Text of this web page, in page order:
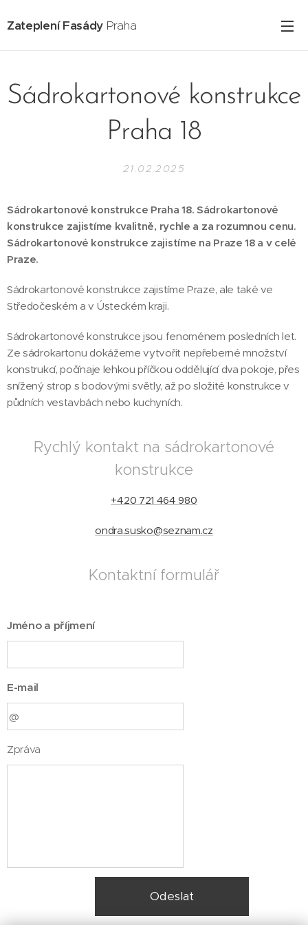
Zateplení Fasády Praha
Sádrokartonové konstrukce
Praha 18
21.02.2025
Sádrokartonové konstrukce Praha 18. Sádrokartonové
konstrukce zajistíme kvalitně, rychle a za rozumnou cenu.
Sádrokartonové konstrukce zajistíme na Praze 18 a v celé
Praze.
Sádrokartonové konstrukce zajistíme Praze, ale také ve
Středočeském a v Ústeckém kraji.
Sádrokartonové konstrukce jsou fenoménem posledních let.
Ze sádrokartonu dokážeme vytvořit nepřeberné množství
konstrukcí, počínaje lehkou příčkou oddělující dva pokoje, přes
snížený strop s bodovými světly, až po složité konstrukce v
půdních vestavbách nebo kuchyních.
Rychlý kontakt na sádrokartonové
konstrukce
+420 721 464 980
ondra.susko@seznam.cz
Kontaktní formulář
Jméno a příjmení
E-mail
Zpráva
Odeslat